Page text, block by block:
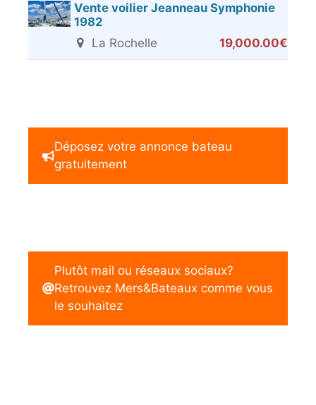
Vente voilier Jeanneau Symphonie
1982
La Rochelle
19,000.00€
Déposez votre annonce bateau
gratuitement
Plutôt mail ou réseaux sociaux?
Retrouvez Mers&Bateaux comme vous
le souhaitez